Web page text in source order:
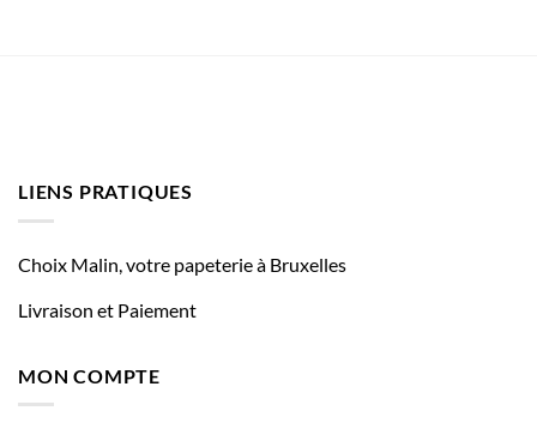
LIENS PRATIQUES
Choix Malin, votre papeterie à Bruxelles
Livraison et Paiement
MON COMPTE